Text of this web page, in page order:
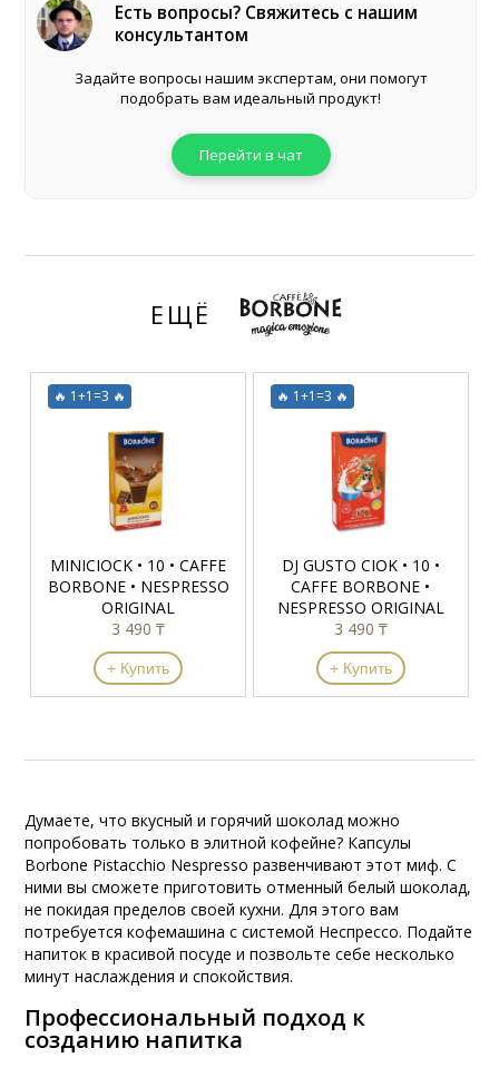
Есть вопросы? Свяжитесь с нашим
консультантом
Задайте вопросы нашим экспертам, они помогут
подобрать вам идеальный продукт!
Перейти в чат
ЕЩЁ
🔥 1+1=3 🔥
MINICIOCK • 10 • CAFFE
BORBONE • NESPRESSO
ORIGINAL
3 490 ₸
+ Купить
🔥 1+1=3 🔥
DJ GUSTO CIOK • 10 •
CAFFE BORBONE •
NESPRESSO ORIGINAL
3 490 ₸
+ Купить
Думаете, что вкусный и горячий шоколад можно
попробовать только в элитной кофейне? Капсулы
Borbone Pistacchio Nespresso развенчивают этот миф. С
ними вы сможете приготовить отменный белый шоколад,
не покидая пределов своей кухни. Для этого вам
потребуется кофемашина с системой Неспрессо. Подайте
напиток в красивой посуде и позвольте себе несколько
минут наслаждения и спокойствия.
Профессиональный подход к
созданию напитка